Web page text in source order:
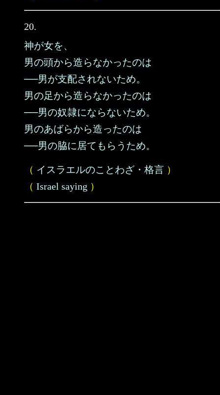
20.
神が女を、
男の頭から造らなかったのは
──男が支配されないため。
男の足から造らなかったのは
──男の奴隷にならないため。
男のあばらから造ったのは
──男の脇に居てもらうため。
（ イスラエルのことわざ・格言 ）
（ Israel saying ）